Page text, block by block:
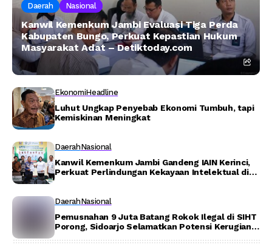
Daerah Nasional
Kanwil Kemenkum Jambi Evaluasi Tiga Perda
Kabupaten Bungo, Perkuat Kepastian Hukum
Masyarakat Adat – Detiktoday.com
EkonomiHeadline
Luhut Ungkap Penyebab Ekonomi Tumbuh, tapi
Kemiskinan Meningkat
DaerahNasional
Kanwil Kemenkum Jambi Gandeng IAIN Kerinci,
Perkuat Perlindungan Kekayaan Intelektual di
DaerahNasional
Pemusnahan 9 Juta Batang Rokok Ilegal di SIHT
Porong, Sidoarjo Selamatkan Potensi Kerugian